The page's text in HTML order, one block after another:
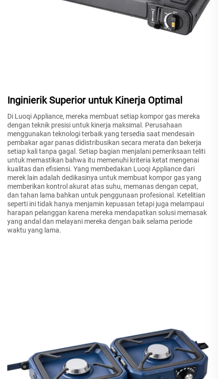
Inginierik Superior untuk Kinerja Optimal
Di Luoqi Appliance, mereka membuat setiap kompor gas mereka
dengan teknik presisi untuk kinerja maksimal. Perusahaan
menggunakan teknologi terbaik yang tersedia saat mendesain
pembakar agar panas didistribusikan secara merata dan bekerja
setiap kali tanpa gagal. Setiap bagian menjalani pemeriksaan teliti
untuk memastikan bahwa itu memenuhi kriteria ketat mengenai
kualitas dan efisiensi. Yang membedakan Luoqi Appliance dari
merek lain adalah dedikasinya untuk membuat kompor gas yang
memberikan kontrol akurat atas suhu, memanas dengan cepat,
dan tahan lama bahkan untuk penggunaan profesional. Ketelitian
seperti ini tidak hanya menjamin kepuasan tetapi juga melampaui
harapan pelanggan karena mereka mendapatkan solusi memasak
yang andal dan melayani mereka dengan baik selama periode
waktu yang lama.